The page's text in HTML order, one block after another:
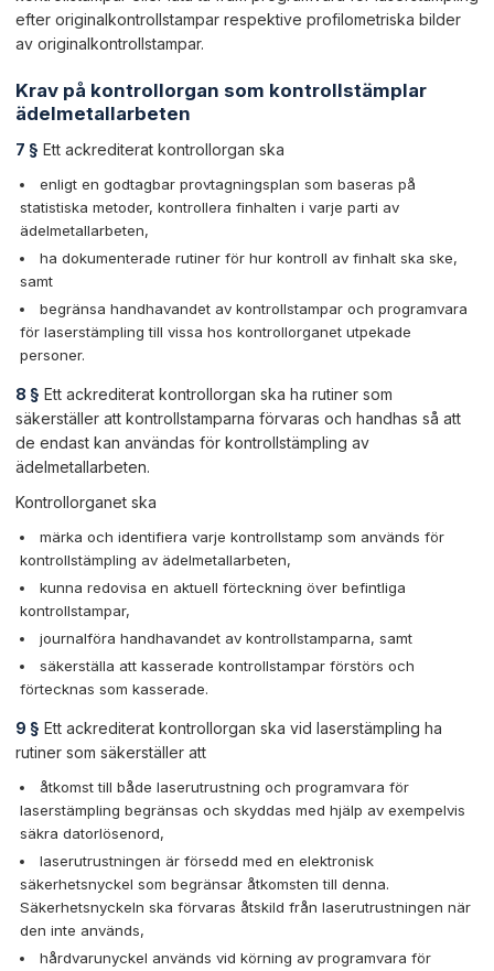
efter originalkontrollstampar respektive profilometriska bilder
av originalkontrollstampar.
Krav på kontrollorgan som kontrollstämplar
ädelmetallarbeten
7 § Ett ackrediterat kontrollorgan ska
enligt en godtagbar provtagningsplan som baseras på
statistiska metoder, kontrollera finhalten i varje parti av
ädelmetallarbeten,
ha dokumenterade rutiner för hur kontroll av finhalt ska ske,
samt
begränsa handhavandet av kontrollstampar och programvara
för laserstämpling till vissa hos kontrollorganet utpekade
personer.
8 § Ett ackrediterat kontrollorgan ska ha rutiner som
säkerställer att kontrollstamparna förvaras och handhas så att
de endast kan användas för kontrollstämpling av
ädelmetallarbeten.
Kontrollorganet ska
märka och identifiera varje kontrollstamp som används för
kontrollstämpling av ädelmetallarbeten,
kunna redovisa en aktuell förteckning över befintliga
kontrollstampar,
journalföra handhavandet av kontrollstamparna, samt
säkerställa att kasserade kontrollstampar förstörs och
förtecknas som kasserade.
9 § Ett ackrediterat kontrollorgan ska vid laserstämpling ha
rutiner som säkerställer att
åtkomst till både laserutrustning och programvara för
laserstämpling begränsas och skyddas med hjälp av exempelvis
säkra datorlösenord,
laserutrustningen är försedd med en elektronisk
säkerhetsnyckel som begränsar åtkomsten till denna.
Säkerhetsnyckeln ska förvaras åtskild från laserutrustningen när
den inte används,
hårdvarunyckel används vid körning av programvara för